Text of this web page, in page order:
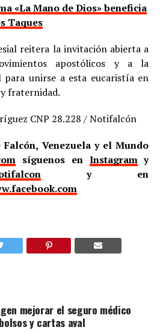
«La Mano de Dios» beneficia
Taques
reitera la invitación abierta a
apostólicos y a la
para unirse a esta eucaristía en
fraternidad.
CNP 28.228 / Notifalcón
Venezuela y el Mundo
síguenos en Instagramy
y en
mejorar el seguro médico
y cartas aval